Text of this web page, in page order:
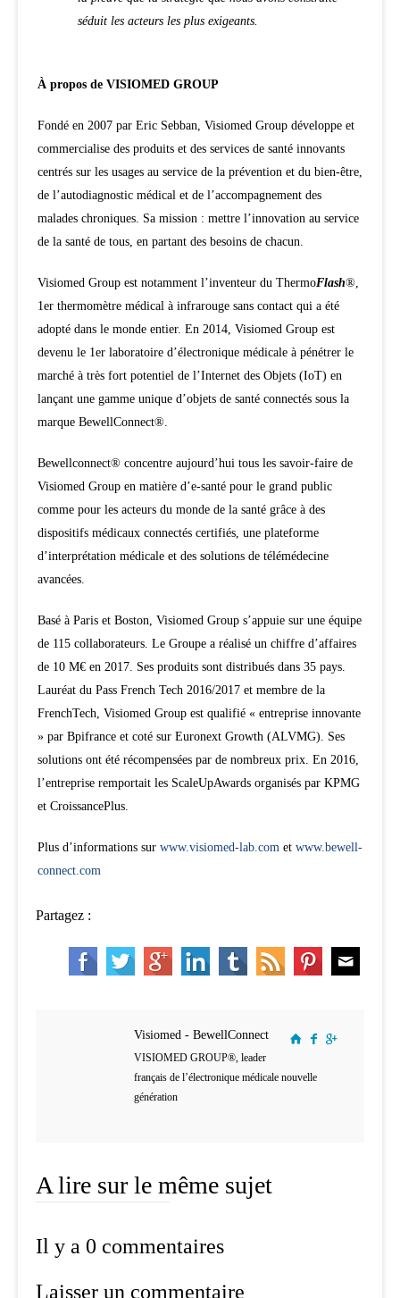
séduit les acteurs les plus exigeants.
À propos de VISIOMED GROUP
Fondé en 2007 par Eric Sebban, Visiomed Group développe et
commercialise des produits et des services de santé innovants
centrés sur les usages au service de la prévention et du bien-être,
de l’autodiagnostic médical et de l’accompagnement des
malades chroniques. Sa mission : mettre l’innovation au service
de la santé de tous, en partant des besoins de chacun.
Visiomed Group est notamment l’inventeur du ThermoFlash®,
1er thermomètre médical à infrarouge sans contact qui a été
adopté dans le monde entier. En 2014, Visiomed Group est
devenu le 1er laboratoire d’électronique médicale à pénétrer le
marché à très fort potentiel de l’Internet des Objets (IoT) en
lançant une gamme unique d’objets de santé connectés sous la
marque BewellConnect®.
Bewellconnect® concentre aujourd’hui tous les savoir-faire de
Visiomed Group en matière d’e-santé pour le grand public
comme pour les acteurs du monde de la santé grâce à des
dispositifs médicaux connectés certifiés, une plateforme
d’interprétation médicale et des solutions de télémédecine
avancées.
Basé à Paris et Boston, Visiomed Group s’appuie sur une équipe
de 115 collaborateurs. Le Groupe a réalisé un chiffre d’affaires
de 10 M€ en 2017. Ses produits sont distribués dans 35 pays.
Lauréat du Pass French Tech 2016/2017 et membre de la
FrenchTech, Visiomed Group est qualifié « entreprise innovante
» par Bpifrance et coté sur Euronext Growth (ALVMG). Ses
solutions ont été récompensées par de nombreux prix. En 2016,
l’entreprise remportait les ScaleUpAwards organisés par KPMG
et CroissancePlus.
Plus d’informations sur www.visiomed-lab.com et www.bewell-
connect.com
Partagez :
Visiomed - BewellConnect
VISIOMED GROUP®, leader
français de l’électronique médicale nouvelle
génération
A lire sur le même sujet
Il y a 0 commentaires
Laisser un commentaire